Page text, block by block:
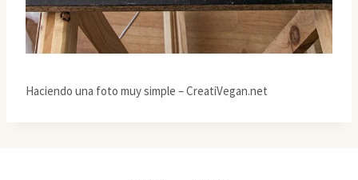
Haciendo una foto muy simple – CreatiVegan.net